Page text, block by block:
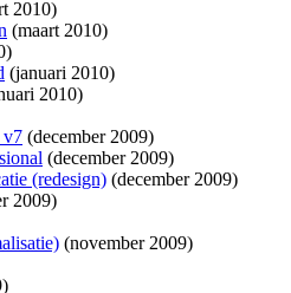
2010)
(maart 2010)
(januari 2010)
2010)
v7 (december 2009)
(december 2009)
(redesign) (december 2009)
2009)
(november 2009)